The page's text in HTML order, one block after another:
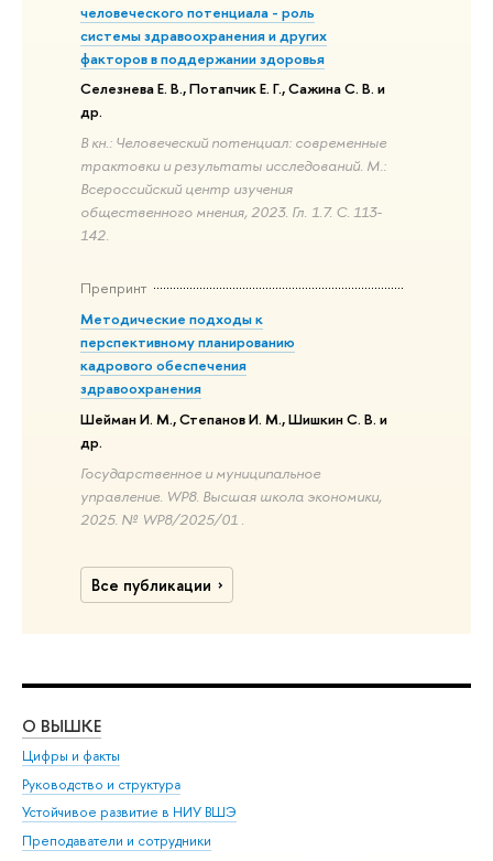
человеческого потенциала - роль
системы здравоохранения и других
факторов в поддержании здоровья
Селезнева Е. В., Потапчик Е. Г., Сажина С. В. и
др.
В кн.: Человеческий потенциал: современные
трактовки и результаты исследований. М.:
Всероссийский центр изучения
общественного мнения, 2023. Гл. 1.7. С. 113-
142.
Препринт
Методические подходы к
перспективному планированию
кадрового обеспечения
здравоохранения
Шейман И. М., Степанов И. М., Шишкин С. В. и
др.
Государственное и муниципальное
управление. WP8. Высшая школа экономики,
2025. № WP8/2025/01 .
Все публикации
О ВЫШКЕ
Цифры и факты
Руководство и структура
Устойчивое развитие в НИУ ВШЭ
Преподаватели и сотрудники